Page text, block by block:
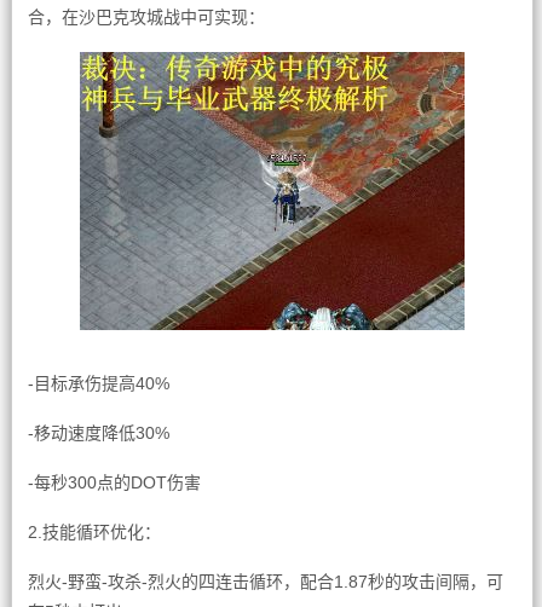
合，在沙巴克攻城战中可实现：
-目标承伤提高40%
-移动速度降低30%
-每秒300点的DOT伤害
2.技能循环优化：
烈火-野蛮-攻杀-烈火的四连击循环，配合1.87秒的攻击间隔，可